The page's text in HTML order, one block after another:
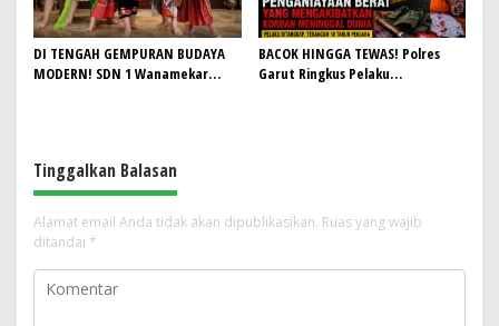
DI TENGAH GEMPURAN BUDAYA
MODERN! SDN 1 Wanamekar
BACOK HINGGA TEWAS! Polres
Garut Ringkus Pelaku
Tinggalkan Balasan
Alamat email Anda tidak akan dipublikasikan. Ruas yang wajib
ditandai *